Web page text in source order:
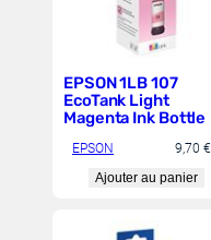
EPSON 1LB 107
EcoTank Light
Magenta Ink Bottle
EPSON 9,70 €
Ajouter au panier